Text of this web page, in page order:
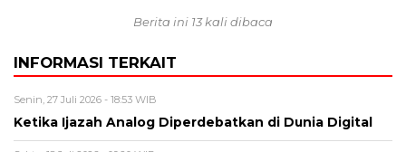
Berita ini 13 kali dibaca
INFORMASI TERKAIT
Senin, 27 Juli 2026 - 18:53 WIB
Ketika Ijazah Analog Diperdebatkan di Dunia Digital